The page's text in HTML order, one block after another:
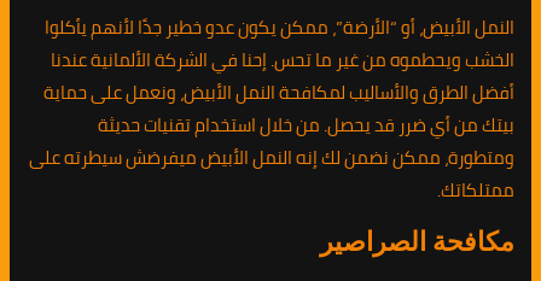
النمل الأبيض، أو “الأرضة”، ممكن يكون عدو خطير جدًا لأنهم يأكلوا
الخشب ويحطموه من غير ما تحس. إحنا في الشركة الألمانية عندنا
أفضل الطرق والأساليب لمكافحة النمل الأبيض، ونعمل على حماية
بيتك من أي ضرر قد يحصل. من خلال استخدام تقنيات حديثة
ومتطورة، ممكن نضمن لك إنه النمل الأبيض ميفرضش سيطرته على
ممتلكاتك.
مكافحة الصراصير